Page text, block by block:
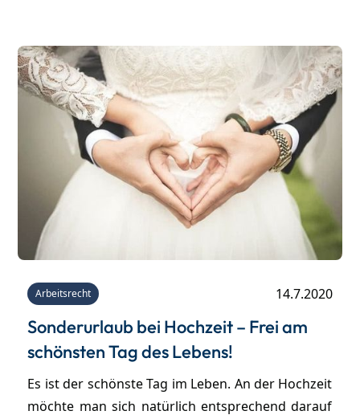
Arbeitsrecht 14.7.2020
Sonderurlaub bei Hochzeit – Frei am
schönsten Tag des Lebens!
Es ist der schönste Tag im Leben. An der Hochzeit
möchte man sich natürlich entsprechend darauf